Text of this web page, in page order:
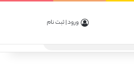
ورود | ثبت نام